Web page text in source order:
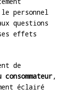
personnel
questions
effets
de
,
éclairé